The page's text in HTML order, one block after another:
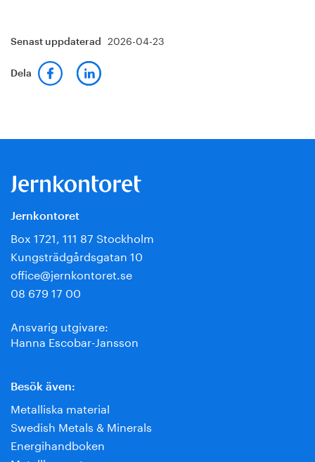
Senast uppdaterad 2026-04-23
Dela
Jernkontoret
Box 1721, 111 87 Stockholm
Kungsträdgårdsgatan 10
office@jernkontoret.se
08 679 17 00
Ansvarig utgivare:
Hanna Escobar-Jansson
Besök även:
Metalliska material
Swedish Metals & Minerals
Energihandboken